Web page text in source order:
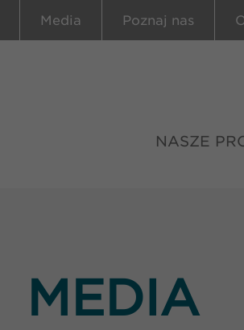
Media Poznaj nas
NASZE
MEDIA